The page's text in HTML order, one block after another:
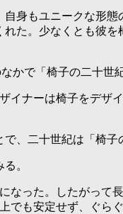
身もユニークな形態
た。少なくとも彼
かで「椅子の二十世
ナーは椅子をデザ
、二十世紀は「椅子
。
なった。したがって
でも安定せず、ぐら